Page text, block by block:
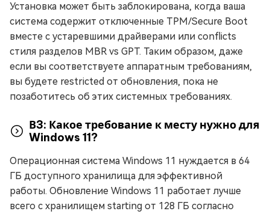
Установка может быть заблокирована, когда ваша
система содержит отключенные TPM/Secure Boot
вместе с устаревшими драйверами или conflicts
стиля разделов MBR vs GPT. Таким образом, даже
если вы соответствуете аппаратным требованиям,
вы будете restricted от обновления, пока не
позаботитесь об этих системных требованиях.
В3: Какое требование к месту нужно для
Windows 11?
Операционная система Windows 11 нуждается в 64
ГБ доступного хранилища для эффективной
работы. Обновление Windows 11 работает лучше
всего с хранилищем starting от 128 ГБ согласно